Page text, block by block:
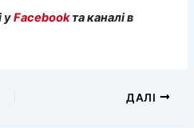
уFacebookта каналі в
ДАЛІ